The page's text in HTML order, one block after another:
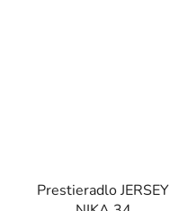
Prestieradlo JERSEY